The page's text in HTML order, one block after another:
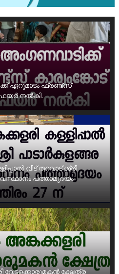
ഏറുമാടം ഫ്രണ്ട്സ്
നൽകി.
വീട് തറവാട് ശ്രീ
പത്താമുദയം
വേട്ടക്കൊരുമകൻ ക്ഷേത്ര